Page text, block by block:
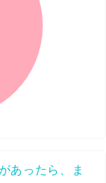
あったら、ま